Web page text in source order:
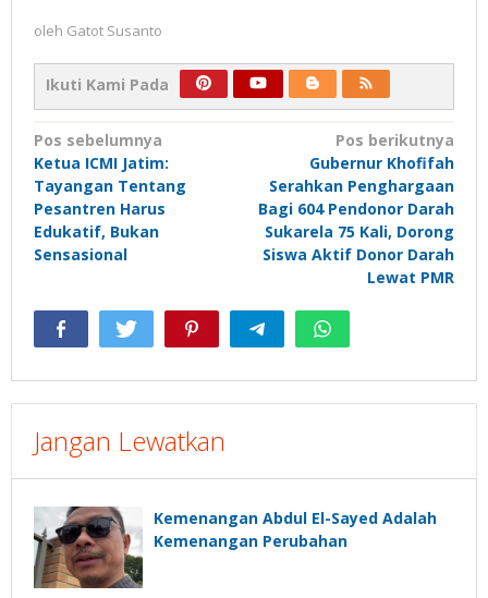
oleh Gatot Susanto
Ikuti Kami Pada
Navigasi
pos
Pos sebelumnya
Ketua ICMI Jatim:
Tayangan Tentang
Pesantren Harus
Edukatif, Bukan
Sensasional
Pos berikutnya
Gubernur Khofifah
Serahkan Penghargaan
Bagi 604 Pendonor Darah
Sukarela 75 Kali, Dorong
Siswa Aktif Donor Darah
Lewat PMR
Jangan Lewatkan
Kemenangan Abdul El-Sayed Adalah
Kemenangan Perubahan